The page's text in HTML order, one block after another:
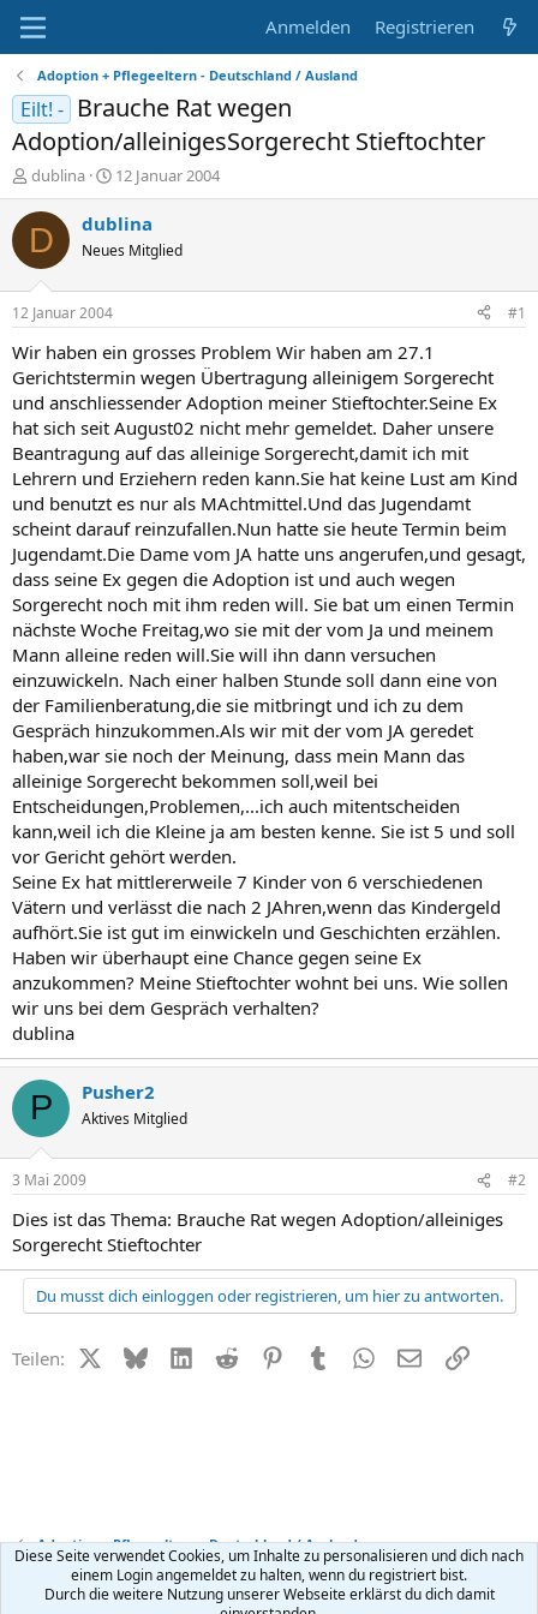
Anmelden Registrieren
Adoption + Pflegeeltern - Deutschland / Ausland
Eilt! -
Brauche Rat wegen
Adoption/alleinigesSorgerecht Stieftochter
E
r
s
e
r
dublina
E
r
s
e
t
a
m
12 Januar 2004
D dublina
Neues Mitglied
12 Januar 2004 #1
Wir haben ein grosses Problem Wir haben am 27.1
Gerichtstermin wegen Übertragung alleinigem Sorgerecht
und anschliessender Adoption meiner Stieftochter.Seine Ex
hat sich seit August02 nicht mehr gemeldet. Daher unsere
Beantragung auf das alleinige Sorgerecht,damit ich mit
Lehrern und Erziehern reden kann.Sie hat keine Lust am Kind
und benutzt es nur als MAchtmittel.Und das Jugendamt
scheint darauf reinzufallen.Nun hatte sie heute Termin beim
Jugendamt.Die Dame vom JA hatte uns angerufen,und gesagt,
dass seine Ex gegen die Adoption ist und auch wegen
Sorgerecht noch mit ihm reden will. Sie bat um einen Termin
nächste Woche Freitag,wo sie mit der vom Ja und meinem
Mann alleine reden will.Sie will ihn dann versuchen
einzuwickeln. Nach einer halben Stunde soll dann eine von
der Familienberatung,die sie mitbringt und ich zu dem
Gespräch hinzukommen.Als wir mit der vom JA geredet
haben,war sie noch der Meinung, dass mein Mann das
alleinige Sorgerecht bekommen soll,weil bei
Entscheidungen,Problemen,...ich auch mitentscheiden
kann,weil ich die Kleine ja am besten kenne. Sie ist 5 und soll
vor Gericht gehört werden.
Seine Ex hat mittlererweile 7 Kinder von 6 verschiedenen
Vätern und verlässt die nach 2 JAhren,wenn das Kindergeld
aufhört.Sie ist gut im einwickeln und Geschichten erzählen.
Haben wir überhaupt eine Chance gegen seine Ex
anzukommen? Meine Stieftochter wohnt bei uns. Wie sollen
wir uns bei dem Gespräch verhalten?
dublina
P Pusher2
Aktives Mitglied
3 Mai 2009 #2
Dies ist das Thema: Brauche Rat wegen Adoption/alleiniges
Sorgerecht Stieftochter
Du musst dich einloggen oder registrieren, um hier zu antworten.
Teilen: X (Twitter)
BlueskyLinkedIn
Reddit PinterestTumblr WhatsApp
E-MailLink
Adoption + Pflegeeltern - Deutschland / Ausland
Kontakt Nutzungsbedingungen Datenschutz Hilfe
R
Diese Seite verwendet Cookies, um Inhalte zu personalisieren und dich nach
einem Login angemeldet zu halten, wenn du registriert bist.
Durch die weitere Nutzung unserer Webseite erklärst du dich damit